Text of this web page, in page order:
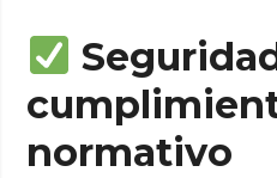
normativo